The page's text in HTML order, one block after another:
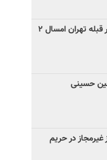
تمهیدات جاماندگان اربعین در قبله تهران امسال ۲
حسینی
غیرمجاز در حریم